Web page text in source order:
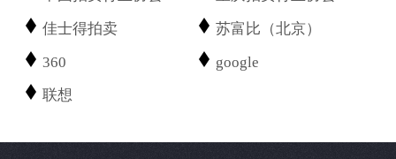
佳士得拍卖
苏富比（北京）
360
google
联想